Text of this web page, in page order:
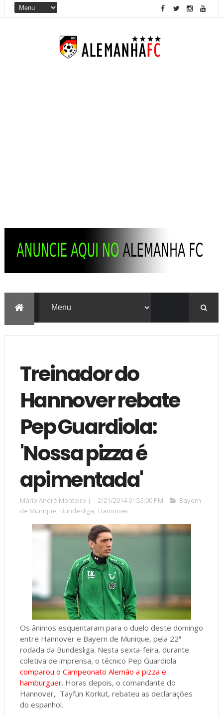
Treinador do
Hannover rebate
Pep Guardiola:
'Nossa pizza é
apimentada'
Mário André Monteiro | 2/21/2014 01:53:00 PM
Bayern
de Munique, Bundesliga, Hannover
Os ânimos esquentaram para o duelo deste domingo
entre Hannover e Bayern de Munique, pela 22ª
rodada da Bundesliga. Nesta sexta-feira, durante
coletiva de imprensa, o técnico Pep Guardiola
comparou o Campeonato Alemão a pizza e
hamburguer. Horas depois, o comandante do
Hannover, Tayfun Korkut, rebateu as declarações
do espanhol.